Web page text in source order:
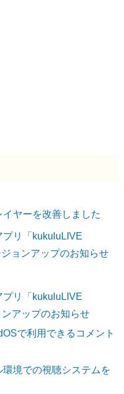
イヤーを改善しました
プリ「kukuluLIVE
ョンアップのお知らせ
プリ「kukuluLIVE
アップのお知らせ
で利用できるコメント
環境での視聴システムを